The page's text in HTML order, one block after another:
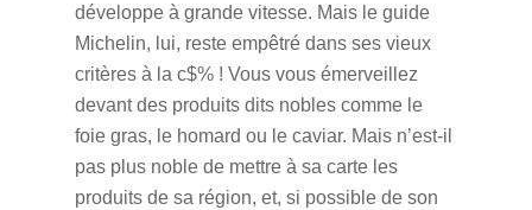
développe à grande vitesse. Mais le guide
Michelin, lui, reste empêtré dans ses vieux
critères à la c$% ! Vous vous émerveillez
devant des produits dits nobles comme le
foie gras, le homard ou le caviar. Mais n’est-il
pas plus noble de mettre à sa carte les
produits de sa région, et, si possible de son